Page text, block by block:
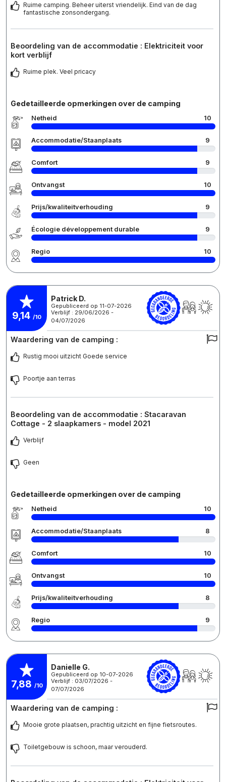
Ruime camping. Beheer uiterst vriendelijk. Eind van de dag
fantastische zonsondergang.
Beoordeling van de accommodatie : Elektriciteit voor
kort verblijf
Ruime plek. Veel pricacy
Gedetailleerde opmerkingen over de camping
Netheid 10
Accommodatie/Staanplaats 9
Comfort 9
Ontvangst 10
Prijs/kwaliteitverhouding 9
Écologie développement durable 9
Regio 10
9,14 /10
Patrick D.
Gepubliceerd op 11-07-2026
Verblijf : 29/06/2026 -
04/07/2026
Waardering van de camping :
Rustig mooi uitzicht Goede service
Poortje aan terras
Beoordeling van de accommodatie : Stacaravan
Cottage - 2 slaapkamers - model 2021
Verblijf
Geen
Gedetailleerde opmerkingen over de camping
Netheid 10
Accommodatie/Staanplaats 8
Comfort 10
Ontvangst 10
Prijs/kwaliteitverhouding 8
Regio 9
7,88 /10
Danielle G.
Gepubliceerd op 10-07-2026
Verblijf : 03/07/2026 -
07/07/2026
Waardering van de camping :
Mooie grote plaatsen, prachtig uitzicht en fijne fietsroutes.
Toiletgebouw is schoon, maar verouderd.